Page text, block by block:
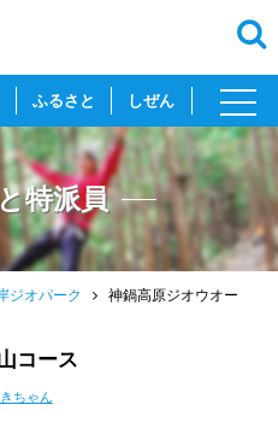
ふるさと しぜん
toggle
特派員
ジオパーク
神鍋高原ジオウオー
コース
ちゃん